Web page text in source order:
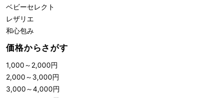
ベビーセレクト
レザリエ
和心包み
価格からさがす
1,000 ～ 2,000円
2,000 ～ 3,000円
3,000 ～4,000円